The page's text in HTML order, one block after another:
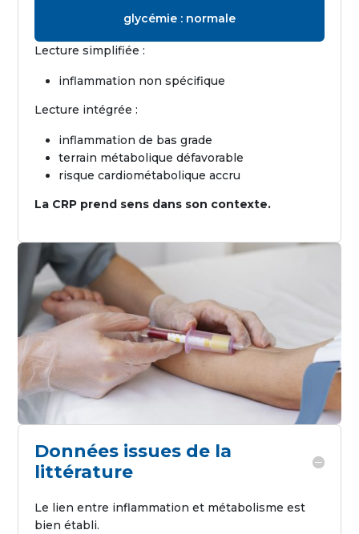
glycémie : normale
Lecture simplifiée :
inflammation non spécifique
Lecture intégrée :
inflammation de bas grade
terrain métabolique défavorable
risque cardiométabolique accru
La CRP prend sens dans son contexte.
Données issues de la
littérature
Le lien entre inflammation et métabolisme est
bien établi.